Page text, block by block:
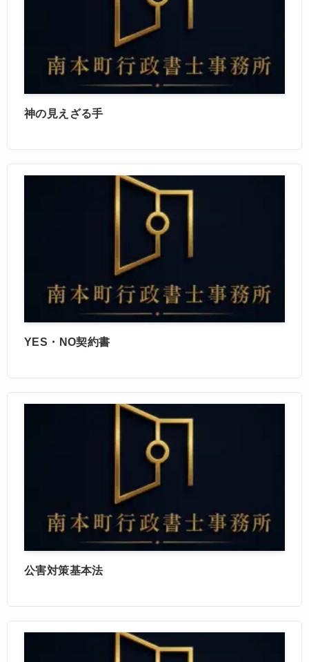
神の見えざる手
YES・NO契約書
公害対策基本法